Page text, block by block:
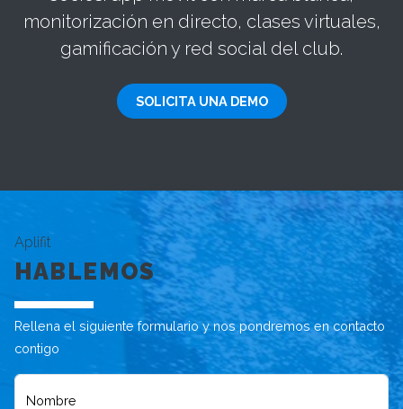
monitorización en directo, clases virtuales,
gamificación y red social del club.
SOLICITA UNA DEMO
Aplifit
HABLEMOS
Rellena el siguiente formulario y nos pondremos en contacto
contigo
Nombre